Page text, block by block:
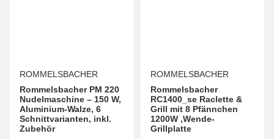
ROMMELSBACHER
Rommelsbacher PM 220
Nudelmaschine – 150 W,
Aluminium-Walze, 6
Schnittvarianten, inkl.
Zubehör
ROMMELSBACHER
Rommelsbacher
RC1400_se Raclette &
Grill mit 8 Pfännchen
1200W ,Wende-
Grillplatte